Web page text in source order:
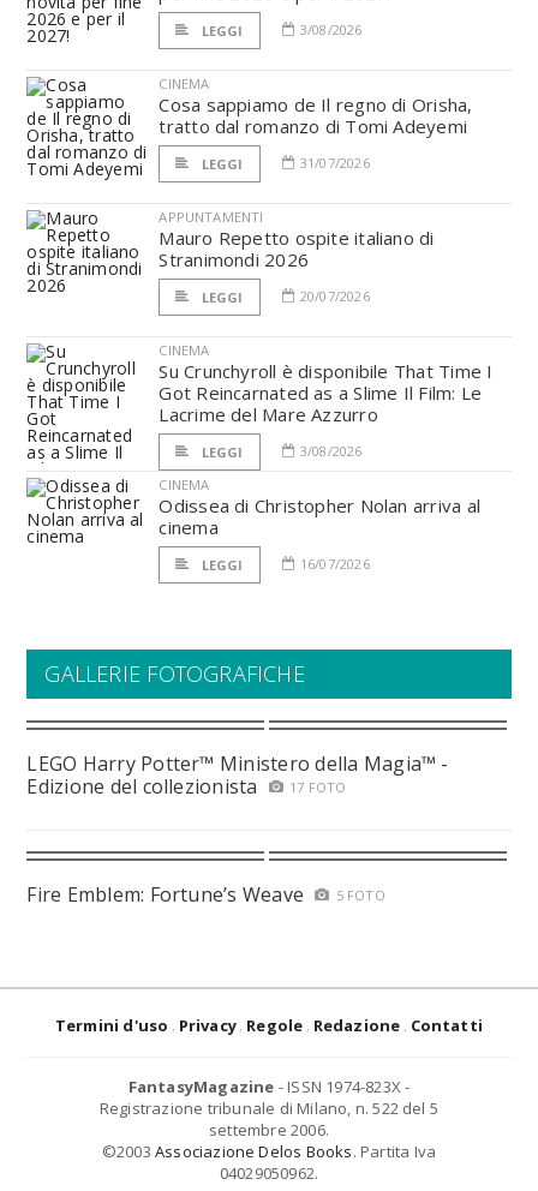
LEGGI 3/08/2026
CINEMA
Cosa sappiamo de Il regno di Orisha,
tratto dal romanzo di Tomi Adeyemi
LEGGI 31/07/2026
APPUNTAMENTI
Mauro Repetto ospite italiano di
Stranimondi 2026
LEGGI 20/07/2026
CINEMA
Su Crunchyroll è disponibile That Time I
Got Reincarnated as a Slime Il Film: Le
Lacrime del Mare Azzurro
LEGGI
3/08/2026
CINEMA
Odissea di Christopher Nolan arriva al
cinema
LEGGI 16/07/2026
GALLERIE FOTOGRAFICHE
LEGO Harry Potter™ Ministero della Magia™ -
Edizione del collezionista
17 FOTO
Fire Emblem: Fortune’s Weave 5 FOTO
Termini d'uso Privacy Regole Redazione Contatti
FantasyMagazine - ISSN 1974-823X -
Registrazione tribunale di Milano, n. 522 del 5
settembre 2006.
©2003 Associazione Delos Books. Partita Iva
04029050962.